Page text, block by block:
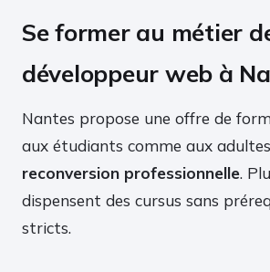
Se former au métier
développeur web à
Nantes propose une offre de
aux étudiants comme aux
reconversion professionnelle.
dispensent des cursus sans
stricts.